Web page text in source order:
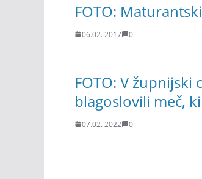
FOTO:
06.02. 2017 0
FOTO: V župnijski
blagoslovili meč,
07.02. 2022 0